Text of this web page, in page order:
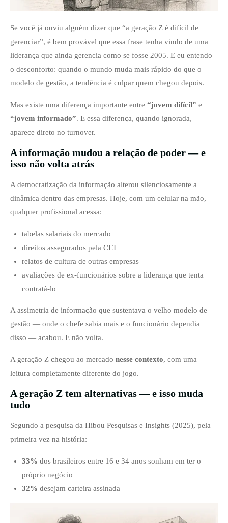
Se você já ouviu alguém dizer que “a geração Z é difícil de
gerenciar”, é bem provável que essa frase tenha vindo de uma
liderança que ainda gerencia como se fosse 2005. E eu entendo
o desconforto: quando o mundo muda mais rápido do que o
modelo de gestão, a tendência é culpar quem chegou depois.
Mas existe uma diferença importante entre “jovem difícil” e
“jovem informado”. E essa diferença, quando ignorada,
aparece direto no turnover.
A informação mudou a relação de poder — e
isso não volta atrás
A democratização da informação alterou silenciosamente a
dinâmica dentro das empresas. Hoje, com um celular na mão,
qualquer profissional acessa:
tabelas salariais do mercado
direitos assegurados pela CLT
relatos de cultura de outras empresas
avaliações de ex-funcionários sobre a liderança que tenta
contratá-lo
A assimetria de informação que sustentava o velho modelo de
gestão — onde o chefe sabia mais e o funcionário dependia
disso — acabou. E não volta.
A geração Z chegou ao mercado nesse contexto, com uma
leitura completamente diferente do jogo.
A geração Z tem alternativas — e isso muda
tudo
Segundo a pesquisa da Hibou Pesquisas e Insights (2025), pela
primeira vez na história:
33% dos brasileiros entre 16 e 34 anos sonham em ter o
próprio negócio
32% desejam carteira assinada